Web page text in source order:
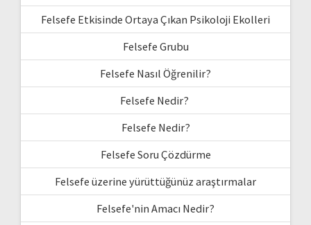
Felsefe Etkisinde Ortaya Çıkan Psikoloji Ekolleri
Felsefe Grubu
Felsefe Nasıl Öğrenilir?
Felsefe Nedir?
Felsefe Nedir?
Felsefe Soru Çözdürme
Felsefe üzerine yürüttüğünüz araştırmalar
Felsefe'nin Amacı Nedir?